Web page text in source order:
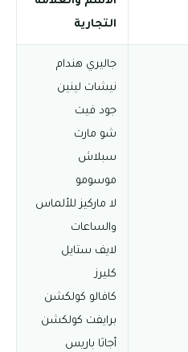
التجارية
جاليري هندام
نيشات لينين
جود فيت
شو مارت
سبلاش
موسومو
لا ماركيز للألماس
والساعات
لايف ستايل
كليرز
كافالو كولكشن
برايفت كولكشن
أجاثا باريس